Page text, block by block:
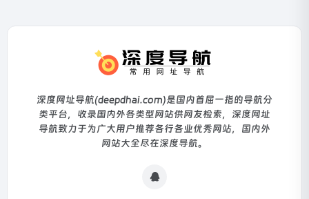
深度网址导航(deepdhai.com)是国内首屈一指的导航分
类平台，收录国内外各类型网站供网友检索，深度网址
导航致力于为广大用户推荐各行各业优秀网站，国内外
网站大全尽在深度导航。